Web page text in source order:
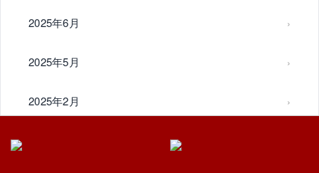
2025年6月
2025年5月
2025年2月